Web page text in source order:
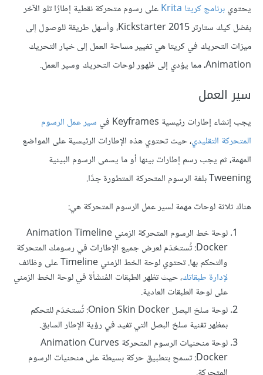
يحتويبرنامج كريتا Krita
على رسوم متحركة نقطية إطارًا تلو الآخر
بفضل كيك ستارتر 2015 Kickstarter، وأسهل طريقة للوصول إلى
ميزات التحريك في كريتا هي تغيير مساحة العمل إلى خيار التحريك
Animation، مما يؤدي إلى ظهور لوحات التحريك وسير العمل.
سير العمل
يجب إنشاء إطارات رئيسية Keyframes في
سير عمل الرسوم
المتحركة التقليدي، حيث تحتوي هذه الإطارات الرئيسية على المواضع
المهمة، ثم يجب رسم إطارات بينها أو ما يسمى الرسوم البينية
Tweening بلغة الرسوم المتحركة المتطورة جدًا.
هناك ثلاثة لوحات مهمة لسير عمل الرسوم المتحركة هي:
لوحة خط الرسوم المتحركة الزمني Animation Timeline
Docker: تُستخدَم لعرض جميع الإطارات في رسومك المتحركة
والتحكم بها. تحتوي لوحة الخط الزمني Timeline على وظائف
لإدارة طبقاتك، حيث تظهر الطبقات المُنشَأة في لوحة الخط الزمني
على لوحة الطبقات العادية.
لوحة سلخ البصل Onion Skin Docker: تُستخدَم للتحكم
بمظهر تقنية سلخ البصل التي تفيد في رؤية الإطار السابق.
لوحة منحنيات الرسوم المتحركة Animation Curves
Docker: تسمح بتطبيق حركة بسيطة على منحنيات الرسوم